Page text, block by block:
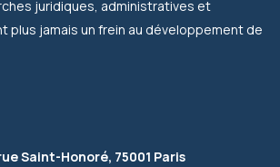
juridiques, administratives et
plus jamais un frein au développement de
Saint-Honoré, 75001 Paris